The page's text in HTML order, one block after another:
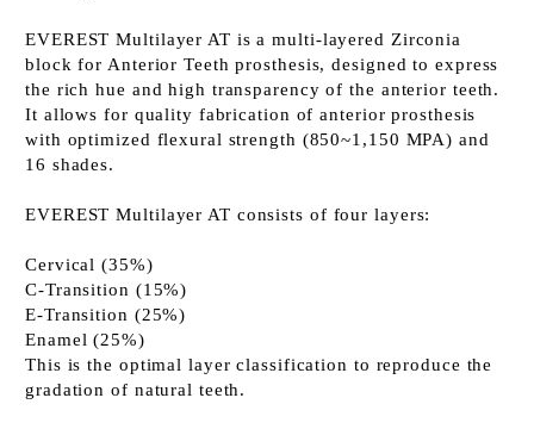
EVEREST Multilayer AT is a multi-layered Zirconia
block for Anterior Teeth prosthesis, designed to express
the rich hue and high transparency of the anterior teeth.
It allows for quality fabrication of anterior prosthesis
with optimized flexural strength (850~1,150 MPA) and
16 shades.
EVEREST Multilayer AT consists of four layers:
Cervical (35%)
C-Transition (15%)
E-Transition (25%)
Enamel (25%)
This is the optimal layer classification to reproduce the
gradation of natural teeth.